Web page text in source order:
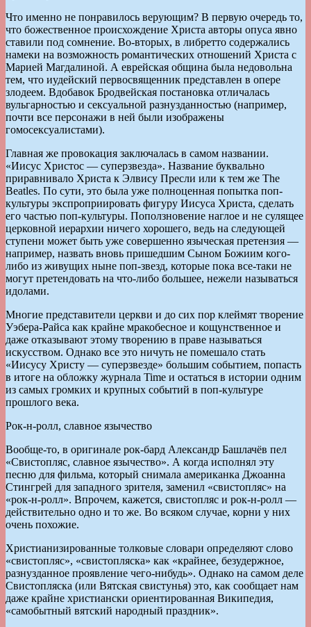
Что именно не понравилось верующим? В первую очередь то,
что божественное происхождение Христа авторы опуса явно
ставили под сомнение. Во-вторых, в либретто содержались
намеки на возможность романтических отношений Христа с
Марией Магдалиной. А еврейская община была недовольна
тем, что иудейский первосвященник представлен в опере
злодеем. Вдобавок Бродвейская постановка отличалась
вульгарностью и сексуальной разнузданностью (например,
почти все персонажи в ней были изображены
гомосексуалистами).
Главная же провокация заключалась в самом названии.
«Иисус Христос — суперзвезда». Название буквально
приравнивало Христа к Элвису Пресли или к тем же The
Beatles. По сути, это была уже полноценная попытка поп-
культуры экспроприировать фигуру Иисуса Христа, сделать
его частью поп-культуры. Поползновение наглое и не сулящее
церковной иерархии ничего хорошего, ведь на следующей
ступени может быть уже совершенно языческая претензия —
например, назвать вновь пришедшим Сыном Божиим кого-
либо из живущих ныне поп-звезд, которые пока все-таки не
могут претендовать на что-либо большее, нежели называться
идолами.
Многие представители церкви и до сих пор клеймят творение
Уэбера-Райса как крайне мракобесное и кощунственное и
даже отказывают этому творению в праве называться
искусством. Однако все это ничуть не помешало стать
«Иисусу Христу — суперзвезде» большим событием, попасть
в итоге на обложку журнала Time и остаться в истории одним
из самых громких и крупных событий в поп-культуре
прошлого века.
Рок-н-ролл, славное язычество
Вообще-то, в оригинале рок-бард Александр Башлачёв пел
«Свистопляс, славное язычество». А когда исполнял эту
песню для фильма, который снимала американка Джоанна
Стингрей для западного зрителя, заменил «свистопляс» на
«рок-н-ролл». Впрочем, кажется, свистопляс и рок-н-ролл —
действительно одно и то же. Во всяком случае, корни у них
очень похожие.
Христианизированные толковые словари определяют слово
«свистопляс», «свистопляска» как «крайнее, безудержное,
разнузданное проявление чего-нибудь». Однако на самом деле
Свистопляска (или Вятская свистунья) это, как сообщает нам
даже крайне христиански ориентированная Википедия,
«самобытный вятский народный праздник».